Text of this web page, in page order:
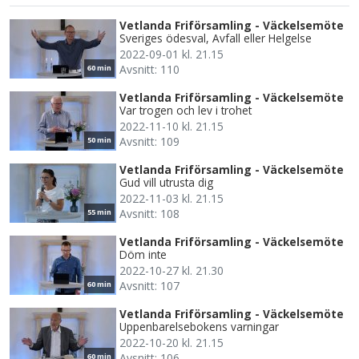
60 min
Vetlanda Friförsamling - Väckelsemöte
Sveriges ödesval, Avfall eller Helgelse
2022-09-01 kl. 21.15
Avsnitt: 110
50 min
Vetlanda Friförsamling - Väckelsemöte
Var trogen och lev i trohet
2022-11-10 kl. 21.15
Avsnitt: 109
55 min
Vetlanda Friförsamling - Väckelsemöte
Gud vill utrusta dig
2022-11-03 kl. 21.15
Avsnitt: 108
60 min
Vetlanda Friförsamling - Väckelsemöte
Döm inte
2022-10-27 kl. 21.30
Avsnitt: 107
60 min
Vetlanda Friförsamling - Väckelsemöte
Uppenbarelsebokens varningar
2022-10-20 kl. 21.15